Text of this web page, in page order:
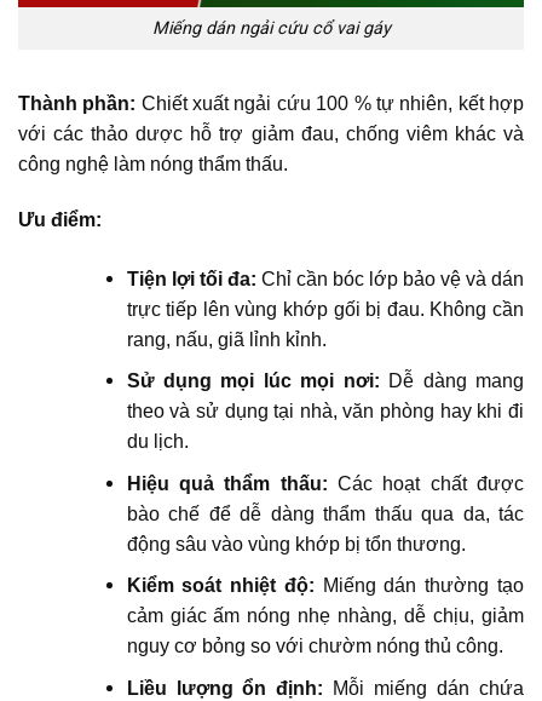
Miếng dán ngải cứu cổ vai gáy
Thành phần: Chiết xuất ngải cứu 100 % tự nhiên, kết hợp
với các thảo dược hỗ trợ giảm đau, chống viêm khác và
công nghệ làm nóng thẩm thấu.
Ưu điểm:
Tiện lợi tối đa: Chỉ cần bóc lớp bảo vệ và dán
trực tiếp lên vùng khớp gối bị đau. Không cần
rang, nấu, giã lỉnh kỉnh.
Sử dụng mọi lúc mọi nơi: Dễ dàng mang
theo và sử dụng tại nhà, văn phòng hay khi đi
du lịch.
Hiệu quả thẩm thấu: Các hoạt chất được
bào chế để dễ dàng thẩm thấu qua da, tác
động sâu vào vùng khớp bị tổn thương.
Kiểm soát nhiệt độ: Miếng dán thường tạo
cảm giác ấm nóng nhẹ nhàng, dễ chịu, giảm
nguy cơ bỏng so với chườm nóng thủ công.
Liều lượng ổn định: Mỗi miếng dán chứa